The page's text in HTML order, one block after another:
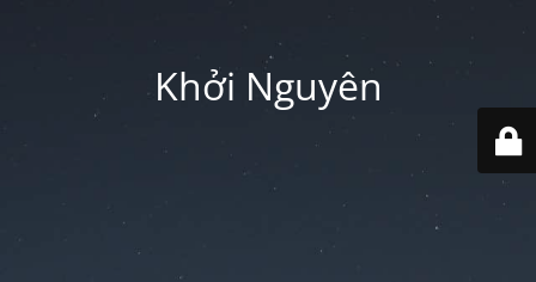
Khởi Nguyên